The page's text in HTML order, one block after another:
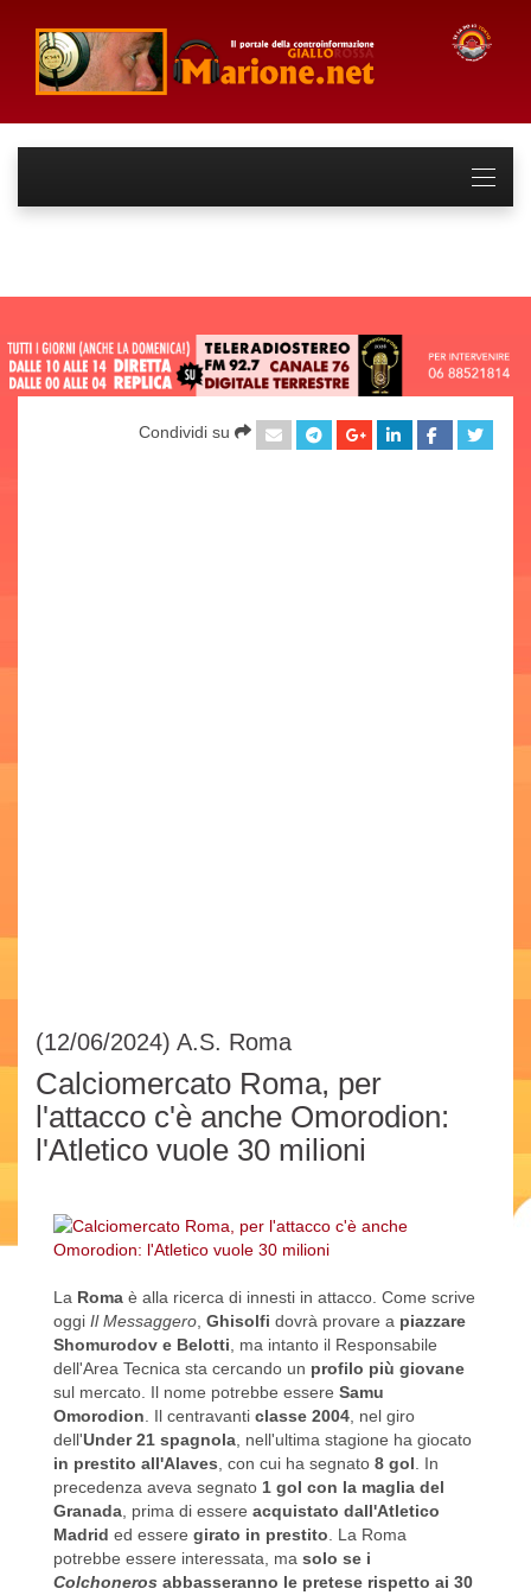
Condividi su
(12/06/2024) A.S. Roma
Calciomercato Roma, per
l'attacco c'è anche Omorodion:
l'Atletico vuole 30 milioni
La Roma è alla ricerca di innesti in attacco. Come scrive
oggi Il Messaggero, Ghisolfi dovrà provare a piazzare
Shomurodov e Belotti, ma intanto il Responsabile
dell'Area Tecnica sta cercando un profilo più giovane
sul mercato. Il nome potrebbe essere Samu
Omorodion. Il centravanti classe 2004, nel giro
dell'Under 21 spagnola, nell'ultima stagione ha giocato
in prestito all'Alaves, con cui ha segnato 8 gol. In
precedenza aveva segnato 1 gol con la maglia del
Granada, prima di essere acquistato dall'Atletico
Madrid ed essere girato in prestito. La Roma
potrebbe essere interessata, ma solo se i
Colchoneros abbasseranno le pretese rispetto ai 30